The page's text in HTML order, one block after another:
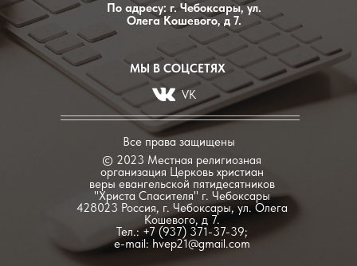
По адресу: г. Чебоксары, ул.
Олега Кошевого, д 7.
© 2023 Местная религиозная
организация Церковь христиан
веры евангельской пятидесятников
"Христа Спасителя" г. Чебоксары
428023 Россия, г. Чебоксары, ул. Олега
Кошевого, д 7.
Тел.: +7 (937) 371-37-39;
e-mail: hvep21@gmail.com
Все права защищены
МЫ В СОЦСЕТЯХ
VK